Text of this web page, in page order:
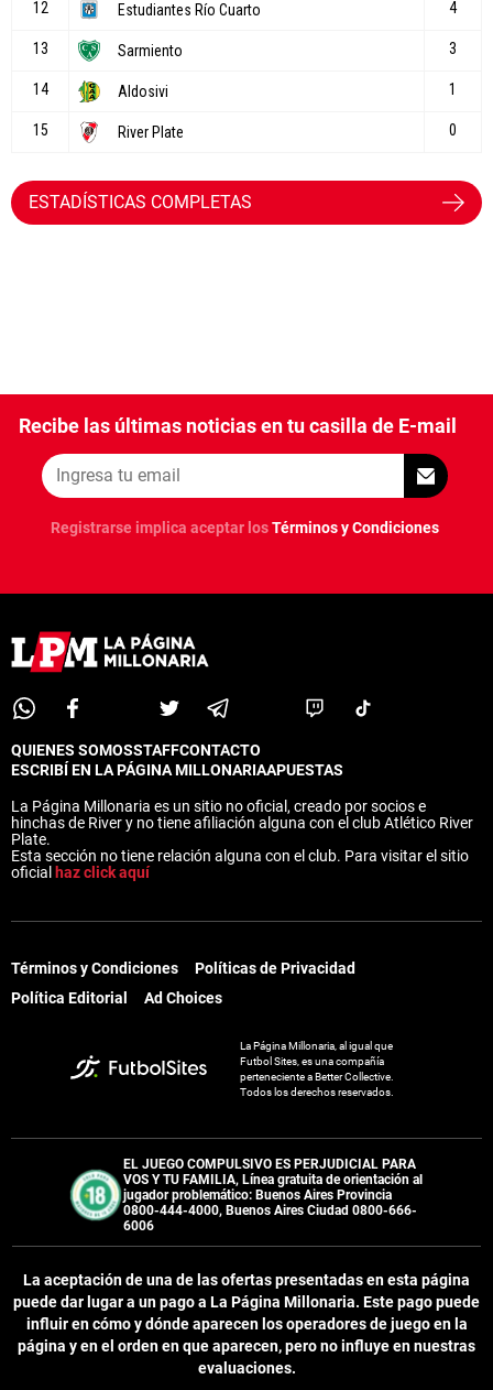
ESTADÍSTICAS COMPLETAS
Recibe las últimas noticias en tu casilla de E-mail
Registrarse implica aceptar losTérminos y Condiciones
QUIENES SOMOSSTAFFCONTACTO
ESCRIBÍ EN LA PÁGINA MILLONARIAAPUESTAS
La Página Millonaria es un sitio no oficial, creado por socios e
hinchas de River y no tiene afiliación alguna con el club Atlético River
Plate.
Esta sección no tiene relación alguna con el club. Para visitar el sitio
oficial haz click aquí
Términos y Condiciones
Políticas de Privacidad
Política Editorial
Ad Choices
La Página Millonaria, al igual que
Futbol Sites, es una compañía
perteneciente a Better Collective.
Todos los derechos reservados.
EL JUEGO COMPULSIVO ES PERJUDICIAL PARA
VOS Y TU FAMILIA, Línea gratuita de orientación al
jugador problemático: Buenos Aires Provincia
0800-444-4000, Buenos Aires Ciudad 0800-666-
6006
La aceptación de una de las ofertas presentadas en esta página
puede dar lugar a un pago a La Página Millonaria. Este pago puede
influir en cómo y dónde aparecen los operadores de juego en la
página y en el orden en que aparecen, pero no influye en nuestras
evaluaciones.